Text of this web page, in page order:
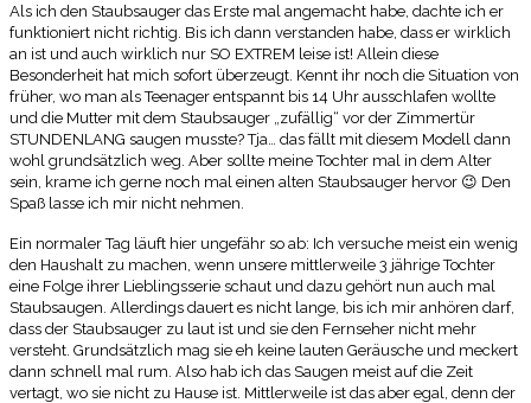
Als ich den Staubsauger das Erste mal angemacht habe, dachte ich er
funktioniert nicht richtig. Bis ich dann verstanden habe, dass er wirklich
an ist und auch wirklich nur SO EXTREM leise ist! Allein diese
Besonderheit hat mich sofort überzeugt. Kennt ihr noch die Situation von
früher, wo man als Teenager entspannt bis 14 Uhr ausschlafen wollte
und die Mutter mit dem Staubsauger „zufällig“ vor der Zimmertür
STUNDENLANG saugen musste? Tja… das fällt mit diesem Modell dann
wohl grundsätzlich weg. Aber sollte meine Tochter mal in dem Alter
sein, krame ich gerne noch mal einen alten Staubsauger hervor 😉 Den
Spaß lasse ich mir nicht nehmen.
Ein normaler Tag läuft hier ungefähr so ab: Ich versuche meist ein wenig
den Haushalt zu machen, wenn unsere mittlerweile 3 jährige Tochter
eine Folge ihrer Lieblingsserie schaut und dazu gehört nun auch mal
Staubsaugen. Allerdings dauert es nicht lange, bis ich mir anhören darf,
dass der Staubsauger zu laut ist und sie den Fernseher nicht mehr
versteht. Grundsätzlich mag sie eh keine lauten Geräusche und meckert
dann schnell mal rum. Also hab ich das Saugen meist auf die Zeit
vertagt, wo sie nicht zu Hause ist. Mittlerweile ist das aber egal, denn der